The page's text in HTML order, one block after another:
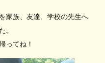
家族、友達、学校の先生へ
。
ってね！